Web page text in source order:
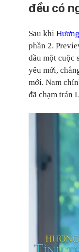
đều có
Sau khi
phần 2.
đầu một cuộc
yêu mới,
mới. Nam
đã chạm trán